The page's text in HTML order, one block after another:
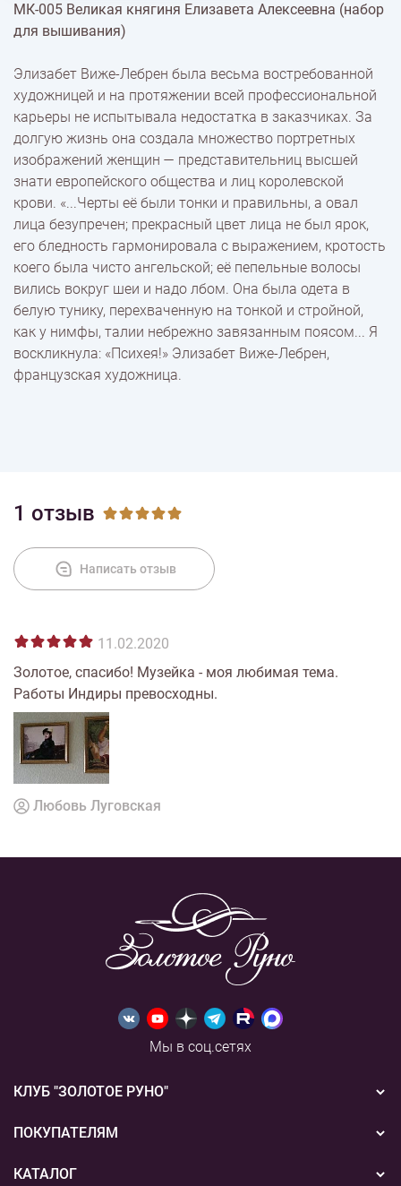
% Скидки
Доставка
Оплата
МК-005 Великая княгиня Елизавета Алексеевна (набор
для вышивания)
Элизабет Виже-Лебрен была весьма востребованной
художницей и на протяжении всей профессиональной
карьеры не испытывала недостатка в заказчиках. За
долгую жизнь она создала множество портретных
изображений женщин — представительниц высшей
знати европейского общества и лиц королевской
крови. «...Черты её были тонки и правильны, а овал
лица безупречен; прекрасный цвет лица не был ярок,
его бледность гармонировала с выражением, кротость
коего была чисто ангельской; её пепельные волосы
вились вокруг шеи и надо лбом. Она была одета в
белую тунику, перехваченную на тонкой и стройной,
как у нимфы, талии небрежно завязанным поясом... Я
воскликнула: «Психея!» Элизабет Виже-Лебрен,
французская художница.
1 отзыв
Написать отзыв
11.02.2020
Золотое, спасибо! Музейка - моя любимая тема.
Работы Индиры превосходны.
Любовь Луговская
Мы в соц.сетях
КЛУБ "ЗОЛОТОЕ РУНО"
Новости
Акции
ПОКУПАТЕЛЯМ
Бонусная система
КАТАЛОГ